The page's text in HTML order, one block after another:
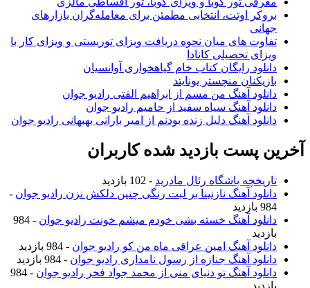
بروکر اوتت، انتخابی مطمئن برای معامله‌گران بازارهای
جهانی
تفاوت های میان نحوه دریافت ویزای توریستی و ویزای کار با
ویزای تحصیلی کانادا
دانلود رایگان کتاب خام گیاهخواری آوانسیان
بازیکنان منچستر یونایتد
دانلود آهنگ من مسم از ابراهیم الفتی رادیو جوان
دانلود آهنگ سیاه سفید از حامیم رادیو جوان
دانلود آهنگ دلیل زنده بودنم از امیر بارانی بهبهانی رادیو جوان
آخرین پست بازدید شده کاربران
تاریخچه باشگاه رئال مادرید - 102 بازدید
دانلود آهنگ نازنینا بر لبت رنگی چنین دلکش نزن رادیو جوان -
984 بازدید
دانلود آهنگ خسته بشی خودم میشم خونت رادیو جوان
- 984
بازدید
دانلود آهنگ امین عراقی ماه من کو رادیو جوان - 984 بازدید
دانلود آهنگ جنازه از رسول نامداری رادیو جوان - 984 بازدید
دانلود آهنگ تو دنیای منی از محمد جواد فخر رادیو جوان
- 984